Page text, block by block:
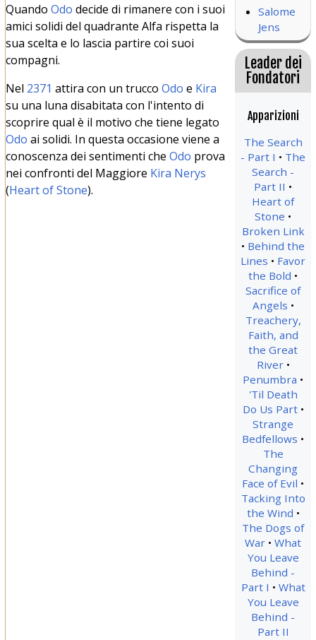
Salome
Jens
Leader dei
Fondatori
Apparizioni
The Search
- Part I
The
Search -
Part II
Heart of
Stone
Broken Link
Behind the
Lines
Favor
the Bold
Sacrifice of
Angels
Treachery,
Faith, and
the Great
River
Penumbra
'Til Death
Do Us Part
Strange
Bedfellows
The
Changing
Face of Evil
Tacking Into
the Wind
The Dogs of
War
What
You Leave
Behind -
Part I
What
You Leave
Behind -
Part II
Quando Odo decide di rimanere con i suoi
amici solidi del quadrante Alfa rispetta la
sua scelta e lo lascia partire coi suoi
compagni.
Nel 2371 attira con un trucco Odo e Kira
su una luna disabitata con l'intento di
scoprire qual è il motivo che tiene legato
Odo ai solidi. In questa occasione viene a
conoscenza dei sentimenti che Odo prova
nei confronti del Maggiore Kira Nerys
(Heart of Stone).